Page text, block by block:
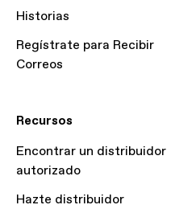
Historias
Regístrate para Recibir
Correos
Recursos
Encontrar un distribuidor
autorizado
Hazte distribuidor